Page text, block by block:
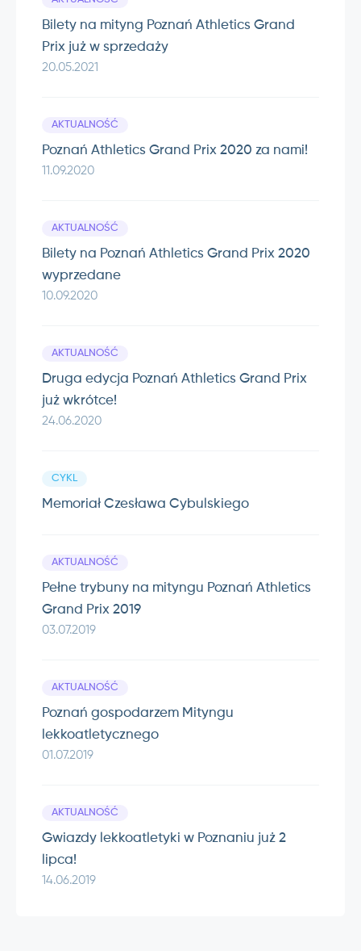
Bilety na mityng Poznań Athletics Grand
Prix już w sprzedaży
20.05.2021
Poznań Athletics Grand Prix 2020 za nami!
11.09.2020
AKTUALNOŚĆ
Bilety na Poznań Athletics Grand Prix 2020
wyprzedane
10.09.2020
AKTUALNOŚĆ
Druga edycja Poznań Athletics Grand Prix
już wkrótce!
24.06.2020
AKTUALNOŚĆ
Memoriał Czesława Cybulskiego
CYKL
Pełne trybuny na mityngu Poznań Athletics
Grand Prix 2019
03.07.2019
AKTUALNOŚĆ
Poznań gospodarzem Mityngu
lekkoatletycznego
01.07.2019
AKTUALNOŚĆ
Gwiazdy lekkoatletyki w Poznaniu już 2
lipca!
14.06.2019
AKTUALNOŚĆ